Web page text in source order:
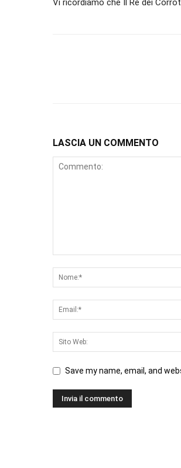
Vi ricordiamo che Il Re dei
LASCIA UN COMMENTO
Save my name, email, and